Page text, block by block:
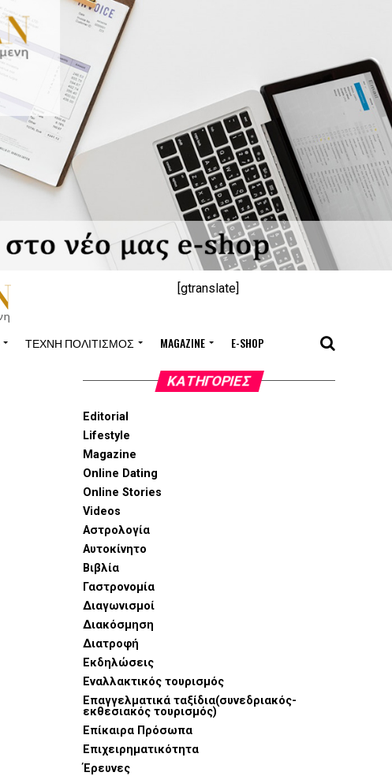
[gtranslate]
ΤΈΧΝΗ ΠΟΛΙΤΙΣΜΌΣ MAGAZINE E-SHOP
KΑΤΗΓΟΡΊΕΣ
Editorial
Lifestyle
Magazine
Online Dating
Online Stories
Videos
Αστρολογία
Αυτοκίνητο
Βιβλία
Γαστρονομία
Διαγωνισμοί
Διακόσμηση
Διατροφή
Εκδηλώσεις
Εναλλακτικός τουρισμός
Επαγγελματικά ταξίδια(συνεδριακός-
εκθεσιακός τουρισμός)
Επίκαιρα Πρόσωπα
Επιχειρηματικότητα
Έρευνες